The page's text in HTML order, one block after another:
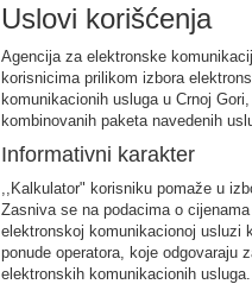
Uslovi korišćenja
Agencija za elektronske
korisnicima prilikom izbora
komunikacionih usluga u Crnoj
kombinovanih paketa navedenih
Informativni karakter
,,Kalkulator" korisniku pomaže u
Zasniva se na podacima o
elektronskoj komunikacionoj usluzi
ponude operatora, koje odgovaraju
elektronskih komunikacionih usluga.